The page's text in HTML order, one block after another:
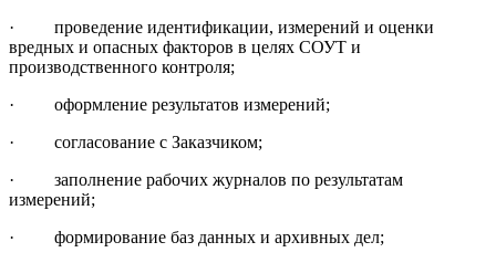
· проведение идентификации, измерений и оценки
вредных и опасных факторов в целях СОУТ и
производственного контроля;
· оформление результатов измерений;
· согласование с Заказчиком;
· заполнение рабочих журналов по результатам
измерений;
· формирование баз данных и архивных дел;